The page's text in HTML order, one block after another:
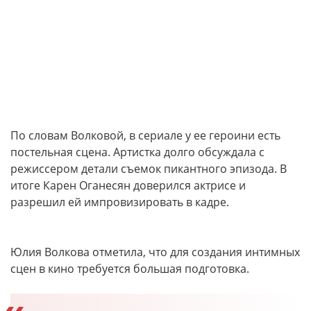
По словам Волковой, в сериале у ее героини есть
постельная сцена. Артистка долго обсуждала с
режиссером детали съемок пикантного эпизода. В
итоге Карен Оганесян доверился актрисе и
разрешил ей импровизировать в кадре.
Юлия Волкова отметила, что для создания интимных
сцен в кино требуется большая подготовка.